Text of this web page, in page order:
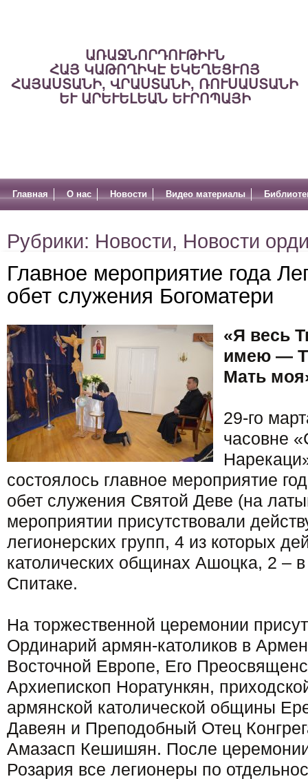
ԱՌԱՋՆՈՐԴՈՒԹԻՒՆ
ՀԱՅ ԿԱԹՈՂԻԿԷ ԵԿԵՂԵՑՒՈՅ
ՀԱՅԱՍՏԱՆԻ, ՎՐԱՍՏԱՆԻ, ՌՈՒՍԱՍՏԱՆԻ
ԵՒ ԱՐԵՒԵԼԵԱՆ ԵՒՐՈՊԱՅԻ
Главная О нас Новости Видео материалы
Рубрики: Новости, Новости
Главное мероприятие года
обет служения Богоматери
«Я весь
имею —
Мать
29-го
часовне
состоялось главное мероприятие
обет служения Святой Деве (на
мероприятии присутствовали
легионерских групп, 4 из которых
католических общинах Ашоцка, 2 –
Спитаке.
На торжественной церемонии
Ординарий армян-католиков в
Восточной Европе, Его
Архиепископ Норатункян,
армянской католической общины
Давеян и Преподобный Отец
Амазасп Кешишян. После
Розария все легионеры по